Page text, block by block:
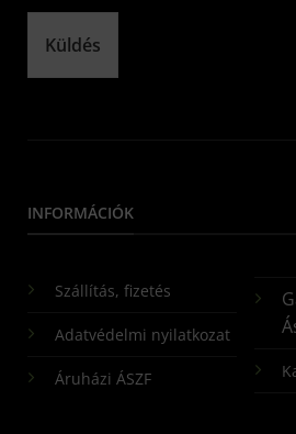
Küldés
INFORMÁCIÓK
Szállítás, fizetés
Adatvédelmi nyilatkozat
Áruházi ÁSZF